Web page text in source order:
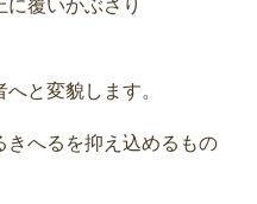
覆いかぶさり
と変貌します。
きへるを抑え込めるもの